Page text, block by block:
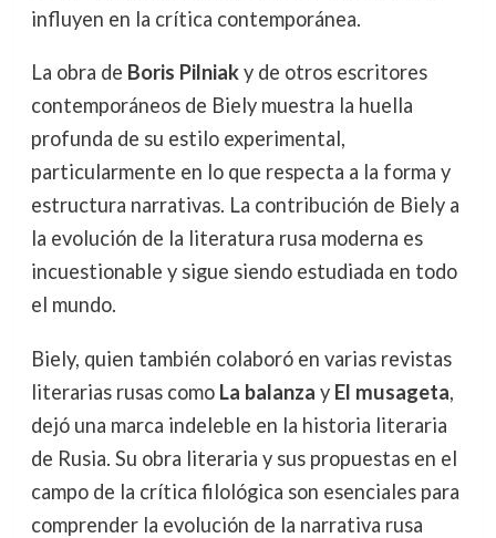
influyen en la crítica contemporánea.
La obra de Boris Pilniaky de otros escritores
contemporáneos de Biely muestra la huella
profunda de su estilo experimental,
particularmente en lo que respecta a la forma y
estructura narrativas. La contribución de Biely a
la evolución de la literatura rusa moderna es
incuestionable y sigue siendo estudiada en todo
el mundo.
Biely, quien también colaboró en varias revistas
literarias rusas como La balanza y El musageta,
dejó una marca indeleble en la historia literaria
de Rusia. Su obra literaria y sus propuestas en el
campo de la crítica filológica son esenciales para
comprender la evolución de la narrativa rusa